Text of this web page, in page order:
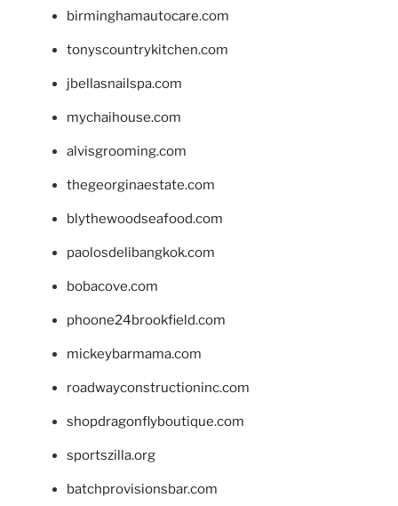
birminghamautocare.com
tonyscountrykitchen.com
jbellasnailspa.com
mychaihouse.com
alvisgrooming.com
thegeorginaestate.com
blythewoodseafood.com
paolosdelibangkok.com
bobacove.com
phoone24brookfield.com
mickeybarmama.com
roadwayconstructioninc.com
shopdragonflyboutique.com
sportszilla.org
batchprovisionsbar.com